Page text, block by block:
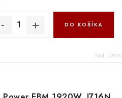
DO KOŠÍKA
Kód: 07959